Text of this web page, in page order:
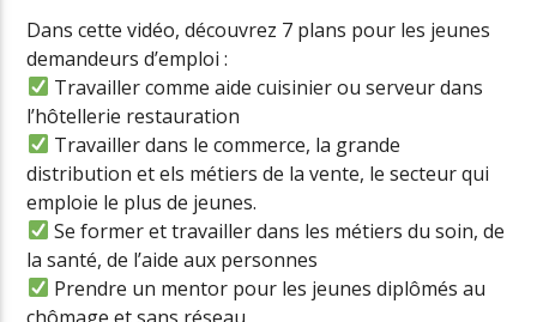
Dans cette vidéo, découvrez 7 plans pour les jeunes
demandeurs d’emploi :
Travailler comme aide cuisinier ou serveur dans
l’hôtellerie restauration
Travailler dans le commerce, la grande
distribution et els métiers de la vente, le secteur qui
emploie le plus de jeunes.
Se former et travailler dans les métiers du soin, de
la santé, de l’aide aux personnes
Prendre un mentor pour les jeunes diplômés au
chômage et sans réseau